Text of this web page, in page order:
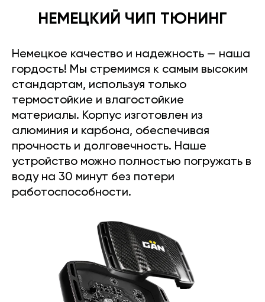
НЕМЕЦКИЙ ЧИП ТЮНИНГ
Немецкое качество и надежность — наша
гордость! Мы стремимся к самым высоким
стандартам, используя только
термостойкие и влагостойкие
материалы. Корпус изготовлен из
алюминия и карбона, обеспечивая
прочность и долговечность. Наше
устройство можно полностью погружать в
воду на 30 минут без потери
работоспособности.